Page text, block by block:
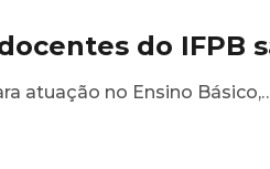
do IFPB
atuação no Ensino